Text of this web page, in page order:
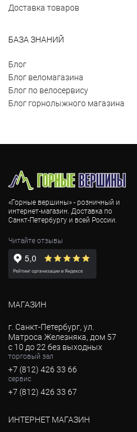
Доставка товаров
БАЗА ЗНАНИЙ
Блог
Блог веломагазина
Блог по велосервису
Блог горнолыжного магазина
«Горные вершины» - розничный и
интернет-магазин. Доставка по
Санкт-Петербургу и всей России.
Читайте отзывы
МАГАЗИН
г. Санкт-Петербург, ул.
Матроса Железняка, дом 57
с 10 до 22 без выходных
торговый зал
+7 (812) 426 33 66
сервис
+7 (812) 426 33 67
ИНТЕРНЕТ МАГАЗИН